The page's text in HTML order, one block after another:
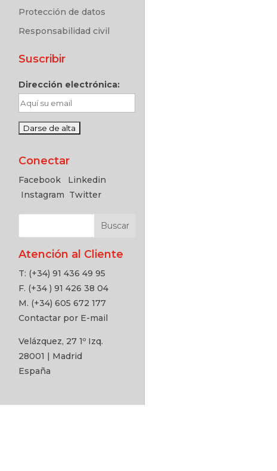
Protección de datos
Responsabilidad civil
Suscribir
Dirección electrónica:
Conectar
Facebook
Linkedin
Instagram Twitter
Atención al Cliente
T: (+34) 91 436 49 95
F. (+34 ) 91 426 38 04
M. (+34) 605 672 177
Contactar por E-mail
Velázquez, 27 1º Izq.
28001 | Madrid
España